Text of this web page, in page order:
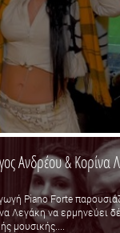
Ανδρέου & Κορίνα
Piano Forte
Λεγάκη να ερμηνεύει
μουσικής....